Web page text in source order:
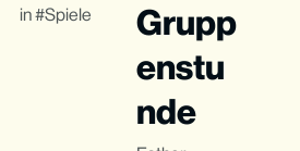
in Spiele
Grupp
enstu
nde